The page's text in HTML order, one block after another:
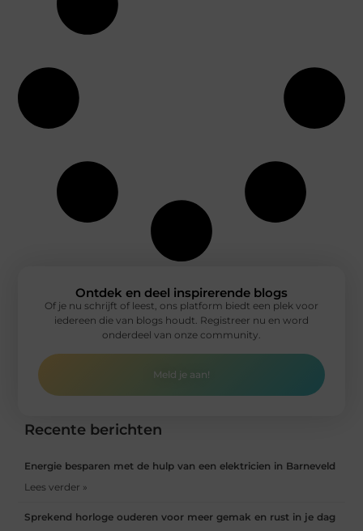
Recente berichten
Energie besparen met de hulp van een elektricien in Barneveld
Lees verder »
Sprekend horloge ouderen voor meer gemak en rust in je dag
Ontdek en deel inspirerende blogs
Of je nu schrijft of leest, ons platform biedt een plek voor
iedereen die van blogs houdt. Registreer nu en word
onderdeel van onze community.
Meld je aan!